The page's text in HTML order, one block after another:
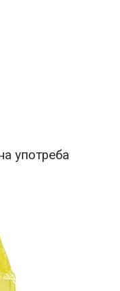
употреба